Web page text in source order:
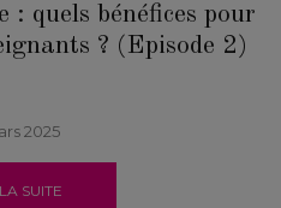
: quels bénéfices pour
? (Episode 2)
2025
SUITE